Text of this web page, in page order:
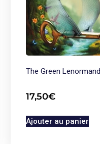
The Green Lenormand
17,50€
Ajouter au panier